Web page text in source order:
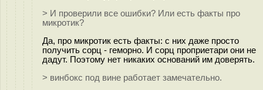
> И проверили все ошибки? Или есть факты про
микротик?
Да, про микротик есть факты: с них даже просто
получить сорц - геморно. И сорц проприетари они не
дадут. Поэтому нет никаких оснований им доверять.
> винбокс под вине работает замечательно.